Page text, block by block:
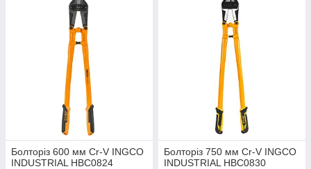
Болторіз 600 мм Cr-V INGCO
INDUSTRIAL HBC0824
Болторіз 750 мм Cr-V INGCO
INDUSTRIAL HBC0830